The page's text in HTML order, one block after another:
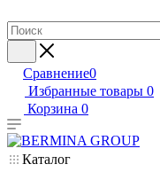
Сравнение0
Избранные товары 0
Корзина 0
Каталог